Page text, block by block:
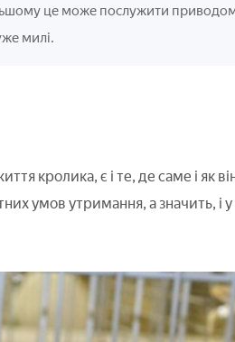
це може послужити
милі.
кролика, є і те, де саме і як
умов утримання, а значить, і у